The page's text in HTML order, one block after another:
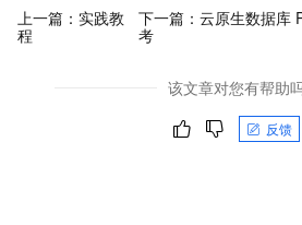
上一篇： 实践教
程
下一篇： 云原生数据库
考
该文章对您有帮助
反馈